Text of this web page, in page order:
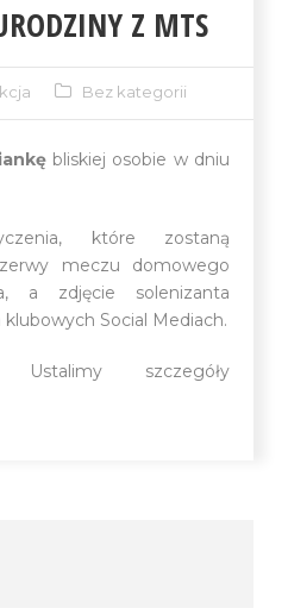
Z MTS
Bez kategorii
bliskiej osobie w dniu
które zostaną
meczu domowego
a zdjęcie solenizanta
Social Mediach.
szczegóły